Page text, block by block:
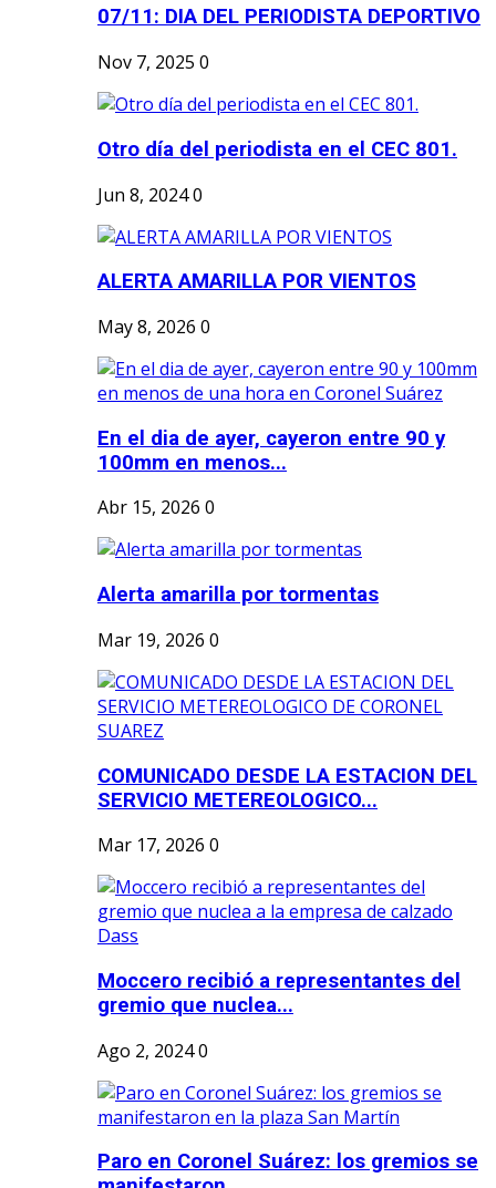
07/11: DIA DEL PERIODISTA DEPORTIVO
Nov 7, 2025 0
Otro día del periodista en el CEC 801.
Jun 8, 20240
ALERTA AMARILLA POR VIENTOS
May 8, 2026 0
En el dia de ayer, cayeron entre 90 y
100mm en menos...
Abr 15, 2026 0
Alerta amarilla por tormentas
Mar 19, 2026 0
COMUNICADO DESDE LA ESTACION DEL
SERVICIO METEREOLOGICO...
Mar 17, 2026 0
Moccero recibió a representantes del
gremio que nuclea...
Ago 2, 20240
Paro en Coronel Suárez: los gremios se